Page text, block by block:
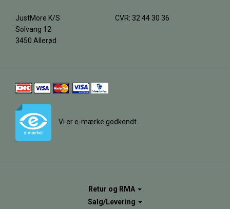
JustMore K/S
Solvang 12
3450 Allerød
CVR: 32 44 30 36
Vi er e-mærke godkendt
Retur og RMA
Salg/Levering